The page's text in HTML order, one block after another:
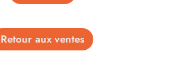
Retour aux ventes